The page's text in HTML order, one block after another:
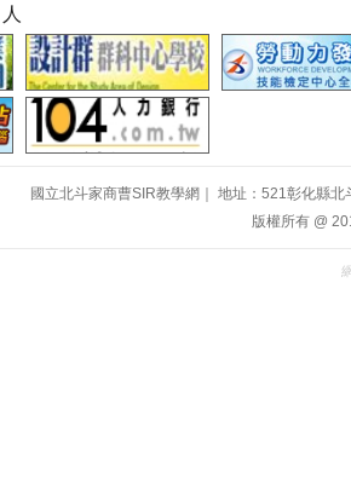
人
國立北斗家商曹SIR教學網｜ 地址：521彰化縣
版權所有 @